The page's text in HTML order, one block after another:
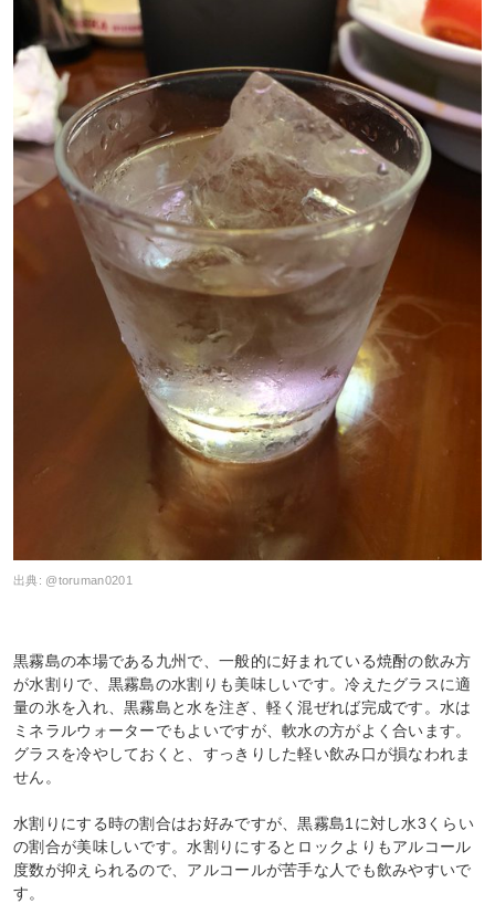
出典: @toruman0201
黒霧島の本場である九州で、一般的に好まれている焼酎の飲み方
が水割りで、黒霧島の水割りも美味しいです。冷えたグラスに適
量の氷を入れ、黒霧島と水を注ぎ、軽く混ぜれば完成です。水は
ミネラルウォーターでもよいですが、軟水の方がよく合います。
グラスを冷やしておくと、すっきりした軽い飲み口が損なわれま
せん。
水割りにする時の割合はお好みですが、黒霧島1に対し水3くらい
の割合が美味しいです。水割りにするとロックよりもアルコール
度数が抑えられるので、アルコールが苦手な人でも飲みやすいで
す。